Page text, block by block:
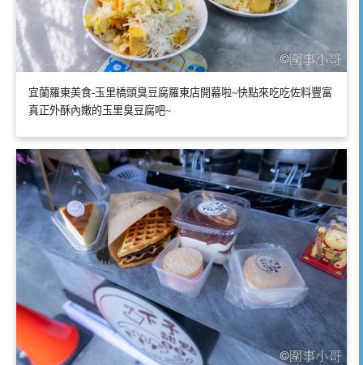
宜蘭羅東美食-玉里橋頭臭豆腐羅東店開幕啦~快點來吃吃佐料豐富
真正外酥內嫩的玉里臭豆腐吧~